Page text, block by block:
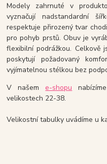
Modely zahrnuté v
vyznačují nadstandardní
respektuje přirozený tvar
pro pohyb prstů. Obuv je
flexibilní podrážkou. Celkově
poskytují požadovaný
vyjímatelnou stélkou bez
V našeme-shopu
velikostech 22-38.
Velikostní tabulky uvádíme u